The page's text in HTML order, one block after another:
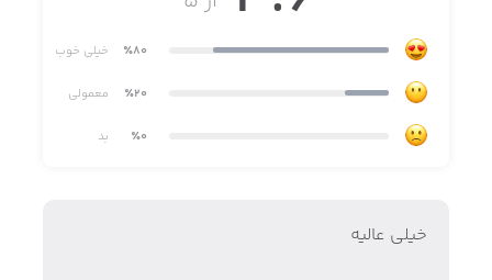
- دشنام و بدزبانی
- بی حجابی
- بی غیرتی
٪80 خیلی خوب
٪20 معمولی
٪0 بد
خيلي عاليه